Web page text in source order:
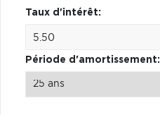
Taux d'intérêt:
Période d'amortissement: